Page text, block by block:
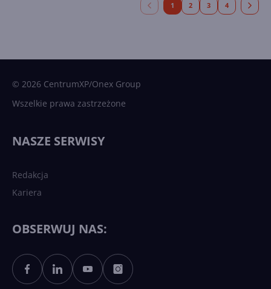
1 2 3 4
© 2026 CentrumXP/Onex Group
Wszelkie prawa zastrzeżone
NASZE SERWISY
Redakcja
Kariera
OBSERWUJ NAS: